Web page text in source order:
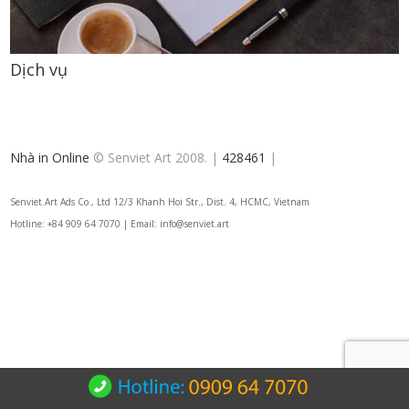
Dịch vụ
Nhà in Online © Senviet Art 2008. | 428461 |
Senviet.Art Ads Co., Ltd 12/3 Khanh Hoi Str., Dist. 4, HCMC, Vietnam
Hotline: +84 909 64 7070 | Email: info@senviet.art